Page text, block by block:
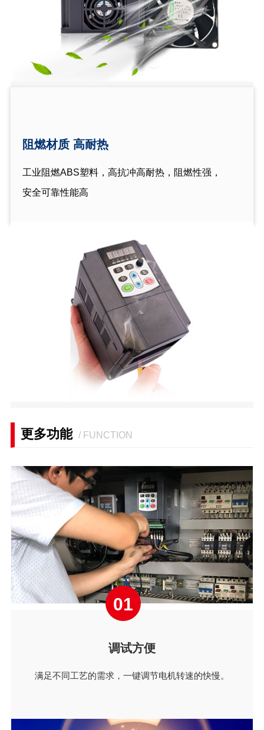
阻燃材质 高耐热
工业阻燃ABS塑料，高抗冲高耐热，阻燃性强，
安全可靠性能高
更多功能 / FUNCTION
01
调试方便
满足不同工艺的需求，一键调节电机转速的快慢。